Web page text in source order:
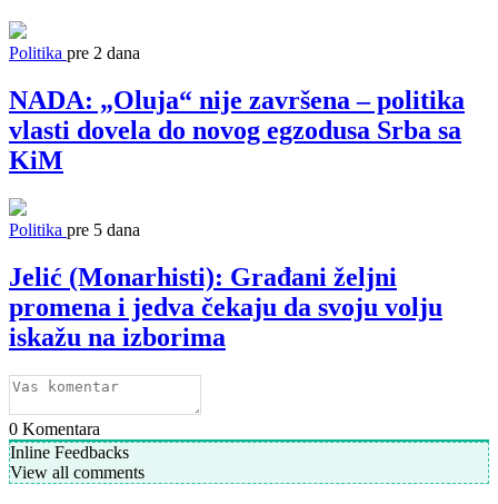
Politika pre 2 dana
NADA: „Oluja“ nije završena – politika
vlasti dovela do novog egzodusa Srba sa
KiM
Politika pre 5 dana
Jelić (Monarhisti): Građani željni
promena i jedva čekaju da svoju volju
iskažu na izborima
0 Komentara
Inline Feedbacks
View all comments